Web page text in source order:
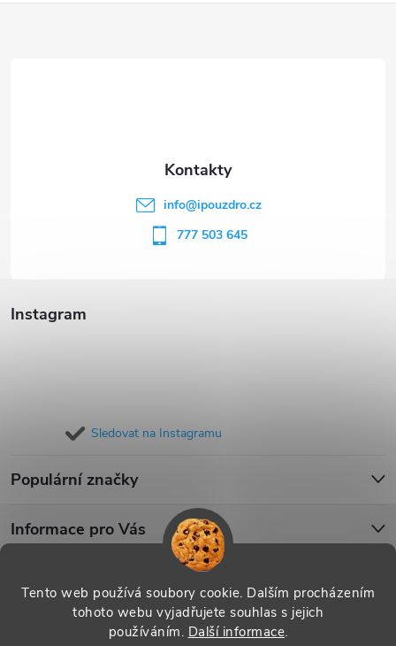
Tento web používá soubory cookie. Dalším procházením
tohoto webu vyjadřujete souhlas s jejich
používáním. Další informace.
Instagram
Sledovat na Instagramu
Populární značky
Informace pro Vás
info@ipouzdro.cz
777 503 645
Copyright 2026 . Všechna práva vyhrazena.